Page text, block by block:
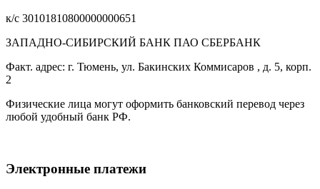
к/с 30101810800000000651
ЗАПАДНО-СИБИРСКИЙ БАНК ПАО СБЕРБАНК
Факт. адрес: г. Тюмень, ул. Бакинских Коммисаров , д. 5, корп.
2
Физические лица могут оформить банковский перевод через
любой удобный банк РФ.
Электронные платежи